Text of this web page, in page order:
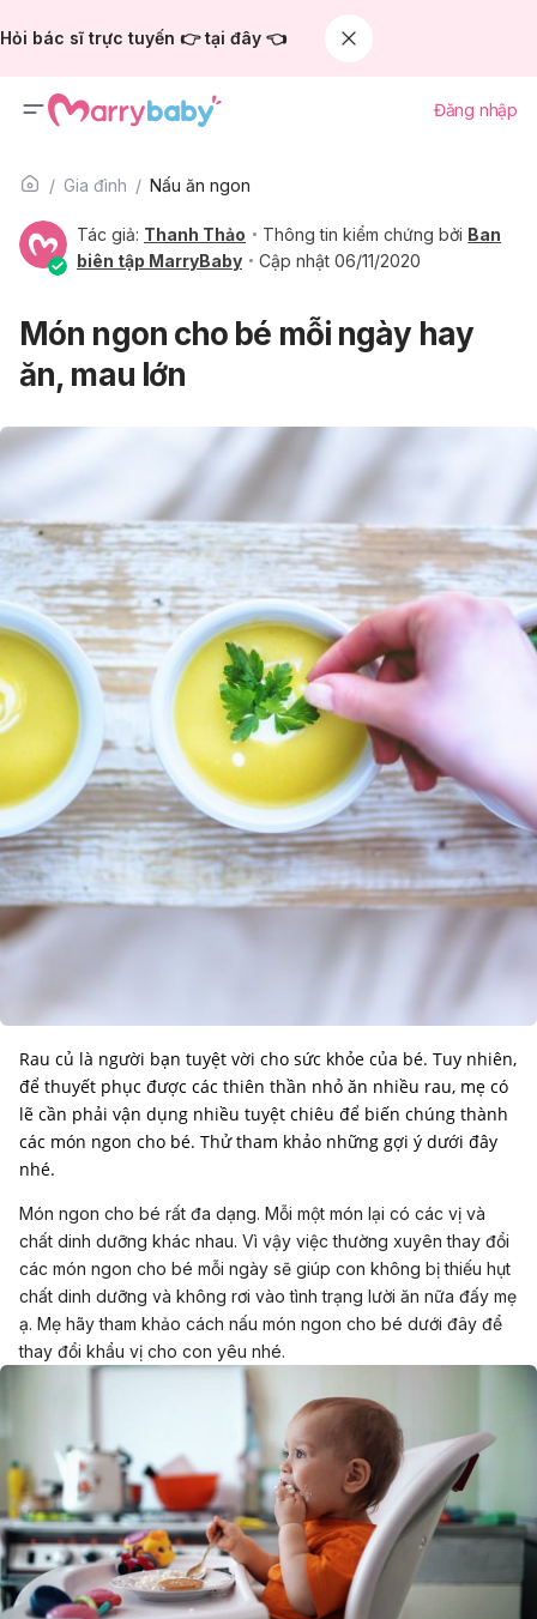
Hỏi bác sĩ trực tuyến 👉 tại đây 👈
Đăng nhập
Gia đình Nấu ăn ngon
Tác giả: Thanh Thảo Thông tin kiểm chứng bởi Ban
biên tập MarryBaby
Cập nhật 06/11/2020
Món ngon cho bé mỗi ngày hay
ăn, mau lớn
Rau củ là người bạn tuyệt vời cho sức khỏe của bé. Tuy nhiên,
để thuyết phục được các thiên thần nhỏ ăn nhiều rau, mẹ có
lẽ cần phải vận dụng nhiều tuyệt chiêu để biến chúng thành
các món ngon cho bé. Thử tham khảo những gợi ý dưới đây
nhé.
Món ngon cho bé rất đa dạng. Mỗi một món lại có các vị và
chất dinh dưỡng khác nhau. Vì vậy việc thường xuyên thay đổi
các món ngon cho bé mỗi ngày sẽ giúp con không bị thiếu hụt
chất dinh dưỡng và không rơi vào tình trạng lười ăn nữa đấy mẹ
ạ. Mẹ hãy tham khảo cách nấu món ngon cho bé dưới đây để
thay đổi khẩu vị cho con yêu nhé.